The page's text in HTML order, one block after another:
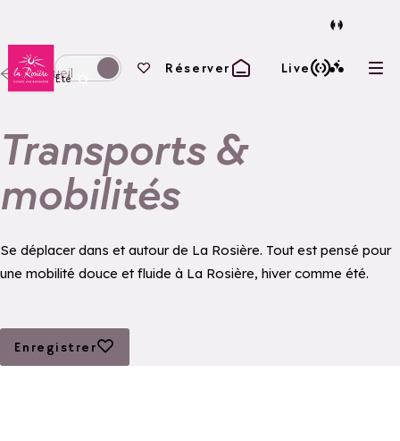
Retour à la page d'accueil
Basculer l'affichage en mode hiver
Eté
Vos favoris
Réserver Live
Accueil
Transports &
mobilités
Se déplacer dans et autour de La Rosière. Tout est pensé pour
une mobilité douce et fluide à La Rosière, hiver comme été.
Enregistrer
aux favoris